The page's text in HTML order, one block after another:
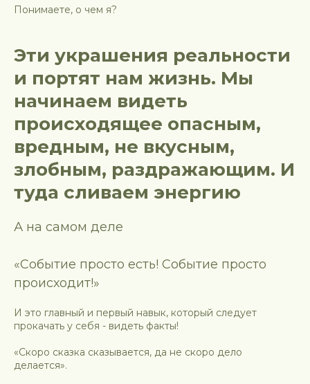
Понимаете, о чем я?
Эти украшения реальности
и портят нам жизнь. Мы
начинаем видеть
происходящее опасным,
вредным, не вкусным,
злобным, раздражающим. И
туда сливаем энергию
А на самом деле
«Событие просто есть! Событие просто
происходит!»
И это главный и первый навык, который следует
прокачать у себя - видеть факты!
«Скоро сказка сказывается, да не скоро дело
делается».